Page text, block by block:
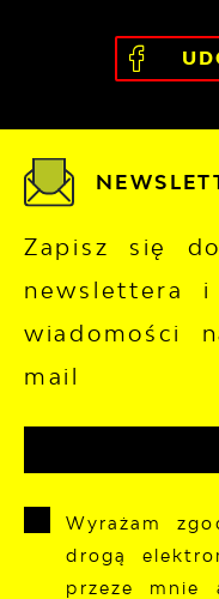
Zapisz się
newslettera i
wiadomości
mail
Wyrażam
drogą
przeze mnie